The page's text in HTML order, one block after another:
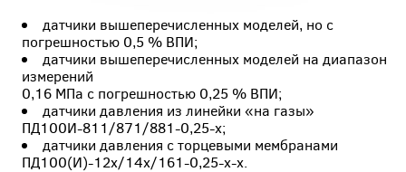
датчики вышеперечисленных моделей, но с
погрешностью 0,5 % ВПИ;
датчики вышеперечисленных моделей на диапазон
измерений
0,16 МПа с погрешностью 0,25 % ВПИ;
датчики давления из линейки «на газы»
ПД100И-811/871/881-0,25-х;
датчики давления с торцевыми мембранами
ПД100(И)-12х/14х/161-0,25-х-х.